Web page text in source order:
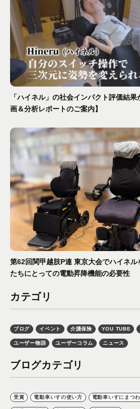
「ハイネル」の社会インパクト評価結
画＆分析レポートのご案内】
第62回関甲越肢P連 東京大会でハイネ
たちにとっての電動昇降機能の必要性
カテゴリ
ブログ イベント 介護保険 YOU TUBE
ユーザー物語 ユーザーコラム ニュース
ブログカテゴリ
受賞 電動車いすの使い方 電動車いすにまつ